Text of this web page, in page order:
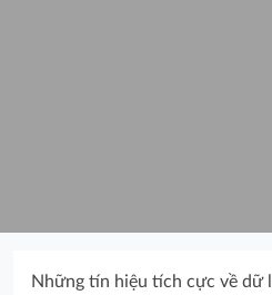
Những tín hiệu tích cực về dữ